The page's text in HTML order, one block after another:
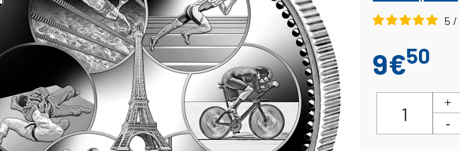
5 /
9€50